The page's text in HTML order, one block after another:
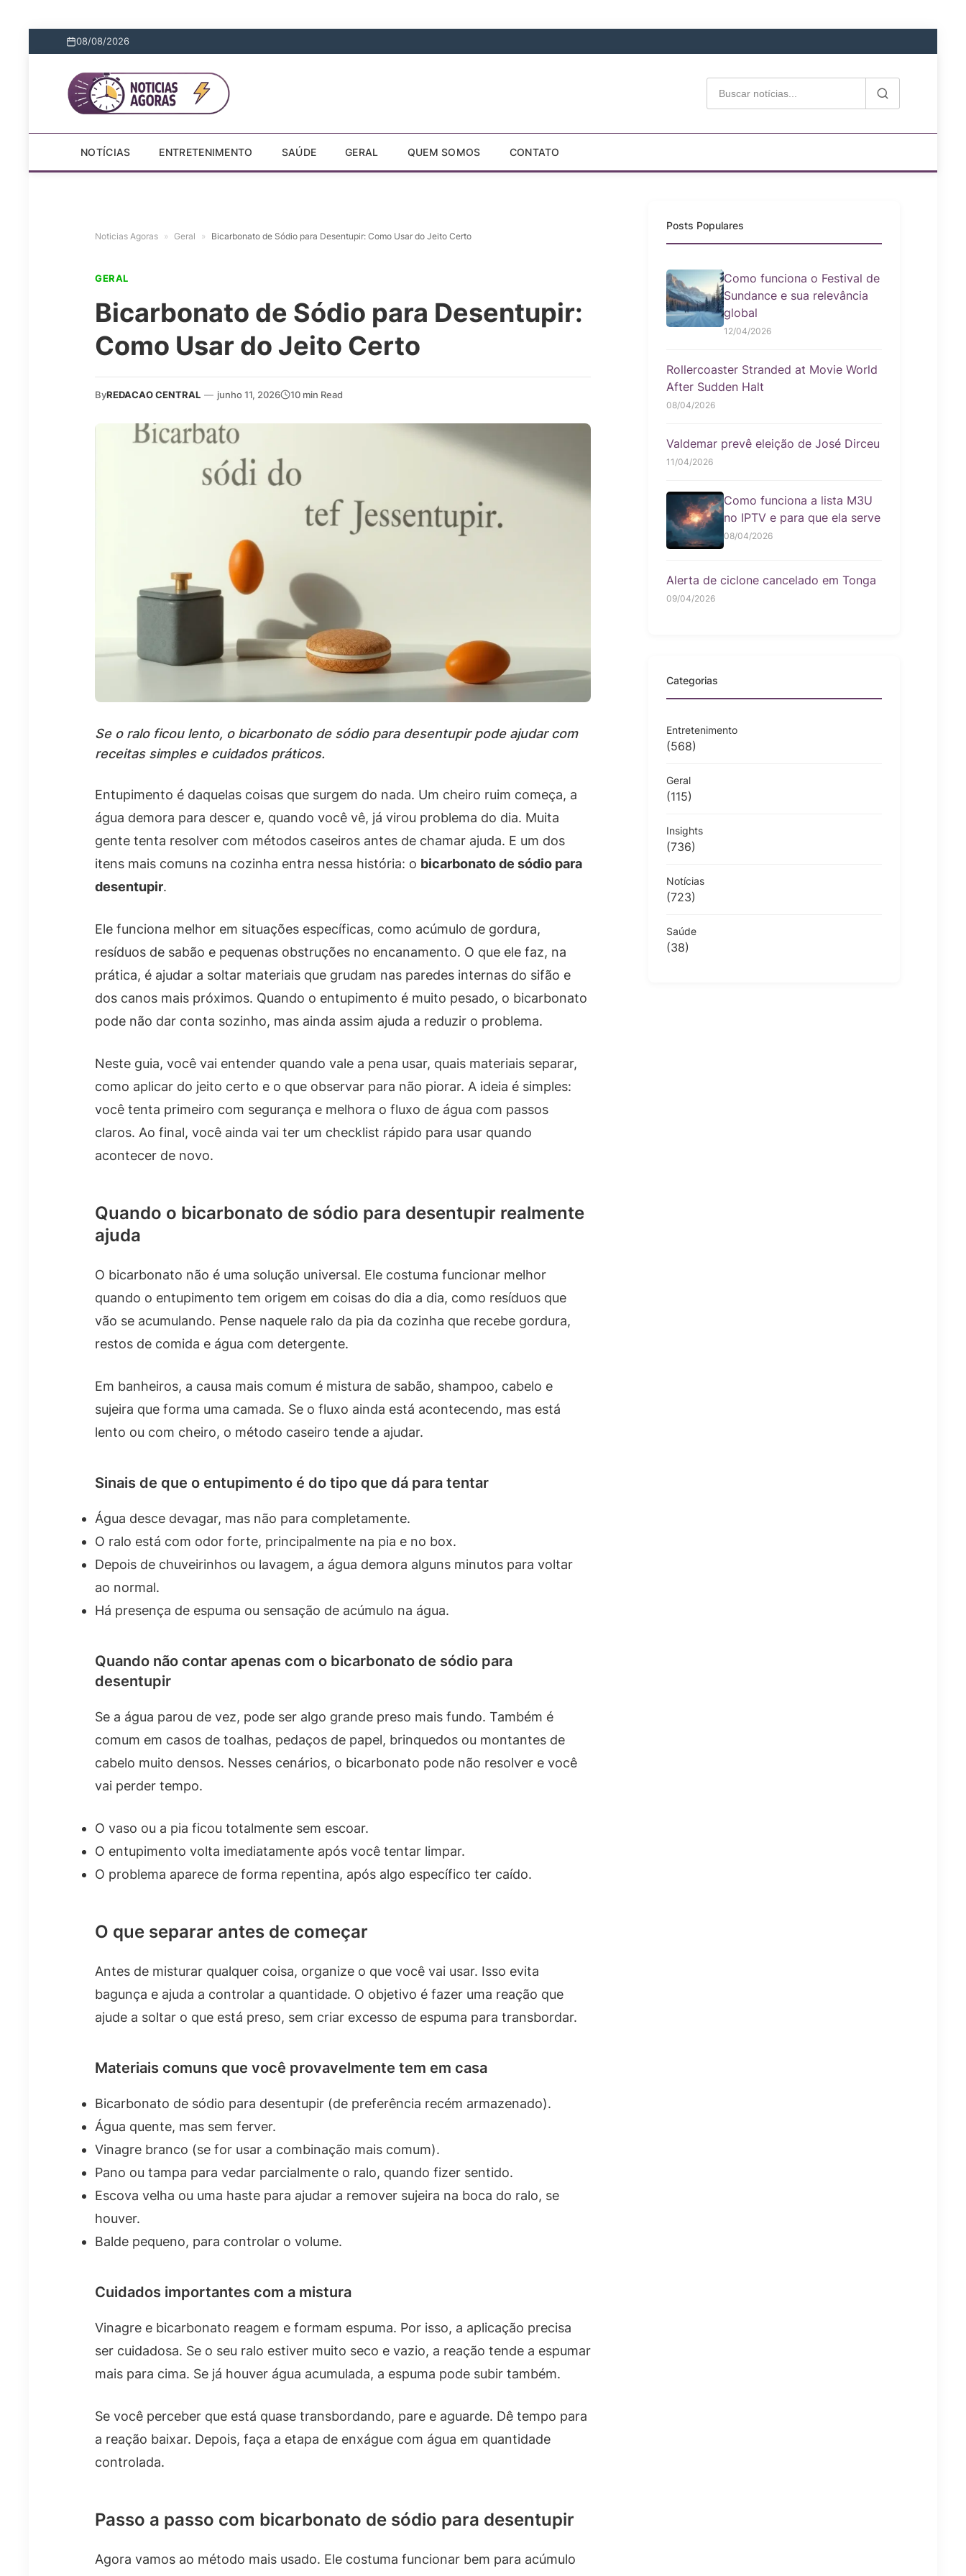
08/08/2026
NOTÍCIAS ENTRETENIMENTO SAÚDE GERAL QUEM SOMOS CONTATO
Noticias Agoras » Geral » Bicarbonato de Sódio para Desentupir: Como Usar do Jeito Certo
GERAL
Bicarbonato de Sódio para Desentupir:
Como Usar do Jeito Certo
ByREDACAO CENTRAL — junho 11, 2026 10 min Read
Se o ralo ficou lento, o bicarbonato de sódio para desentupir pode ajudar com
receitas simples e cuidados práticos.
Entupimento é daquelas coisas que surgem do nada. Um cheiro ruim começa, a
água demora para descer e, quando você vê, já virou problema do dia. Muita
gente tenta resolver com métodos caseiros antes de chamar ajuda. E um dos
itens mais comuns na cozinha entra nessa história: o bicarbonato de sódio para
desentupir.
Ele funciona melhor em situações específicas, como acúmulo de gordura,
resíduos de sabão e pequenas obstruções no encanamento. O que ele faz, na
prática, é ajudar a soltar materiais que grudam nas paredes internas do sifão e
dos canos mais próximos. Quando o entupimento é muito pesado, o bicarbonato
pode não dar conta sozinho, mas ainda assim ajuda a reduzir o problema.
Neste guia, você vai entender quando vale a pena usar, quais materiais separar,
como aplicar do jeito certo e o que observar para não piorar. A ideia é simples:
você tenta primeiro com segurança e melhora o fluxo de água com passos
claros. Ao final, você ainda vai ter um checklist rápido para usar quando
acontecer de novo.
Quando o bicarbonato de sódio para desentupir realmente
ajuda
O bicarbonato não é uma solução universal. Ele costuma funcionar melhor
quando o entupimento tem origem em coisas do dia a dia, como resíduos que
vão se acumulando. Pense naquele ralo da pia da cozinha que recebe gordura,
restos de comida e água com detergente.
Em banheiros, a causa mais comum é mistura de sabão, shampoo, cabelo e
sujeira que forma uma camada. Se o fluxo ainda está acontecendo, mas está
lento ou com cheiro, o método caseiro tende a ajudar.
Sinais de que o entupimento é do tipo que dá para tentar
Água desce devagar, mas não para completamente.
O ralo está com odor forte, principalmente na pia e no box.
Depois de chuveirinhos ou lavagem, a água demora alguns minutos para voltar
ao normal.
Há presença de espuma ou sensação de acúmulo na água.
Quando não contar apenas com o bicarbonato de sódio para
desentupir
Se a água parou de vez, pode ser algo grande preso mais fundo. Também é
comum em casos de toalhas, pedaços de papel, brinquedos ou montantes de
cabelo muito densos. Nesses cenários, o bicarbonato pode não resolver e você
vai perder tempo.
O vaso ou a pia ficou totalmente sem escoar.
O entupimento volta imediatamente após você tentar limpar.
O problema aparece de forma repentina, após algo específico ter caído.
O que separar antes de começar
Antes de misturar qualquer coisa, organize o que você vai usar. Isso evita
bagunça e ajuda a controlar a quantidade. O objetivo é fazer uma reação que
ajude a soltar o que está preso, sem criar excesso de espuma para transbordar.
Materiais comuns que você provavelmente tem em casa
Bicarbonato de sódio para desentupir (de preferência recém armazenado).
Água quente, mas sem ferver.
Vinagre branco (se for usar a combinação mais comum).
Pano ou tampa para vedar parcialmente o ralo, quando fizer sentido.
Escova velha ou uma haste para ajudar a remover sujeira na boca do ralo, se
houver.
Balde pequeno, para controlar o volume.
Cuidados importantes com a mistura
Vinagre e bicarbonato reagem e formam espuma. Por isso, a aplicação precisa
ser cuidadosa. Se o seu ralo estiver muito seco e vazio, a reação tende a espumar
mais para cima. Se já houver água acumulada, a espuma pode subir também.
Se você perceber que está quase transbordando, pare e aguarde. Dê tempo para
a reação baixar. Depois, faça a etapa de enxágue com água em quantidade
controlada.
Passo a passo com bicarbonato de sódio para desentupir
Agora vamos ao método mais usado. Ele costuma funcionar bem para acúmulo
Posts Populares
Como funciona o Festival de
Sundance e sua relevância
global
12/04/2026
Rollercoaster Stranded at Movie World
After Sudden Halt
08/04/2026
Valdemar prevê eleição de José Dirceu
11/04/2026
Como funciona a lista M3U
no IPTV e para que ela serve
08/04/2026
Alerta de ciclone cancelado em Tonga
09/04/2026
Categorias
Entretenimento
(568)
Geral
(115)
Insights
(736)
Notícias
(723)
Saúde
(38)